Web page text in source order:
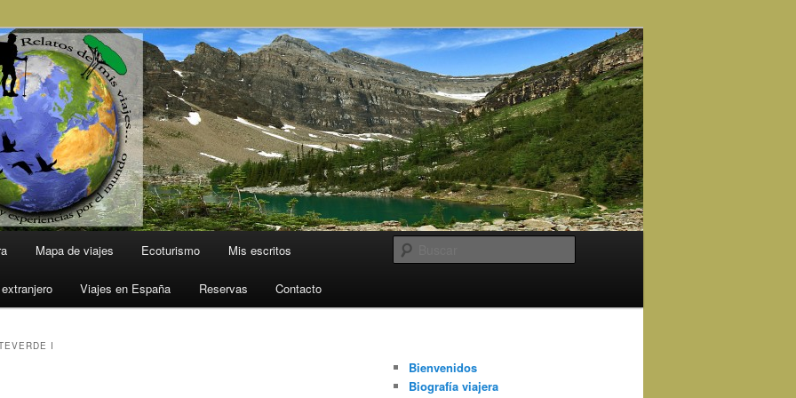
Mapa de viajes Ecoturismo Mis escritos
Viajes en España Reservas Contacto
I
Bienvenidos
Biografía viajera